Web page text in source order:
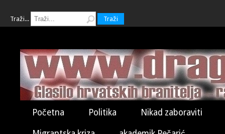
Traži... Traži
Početna Politika Nikad zaboraviti